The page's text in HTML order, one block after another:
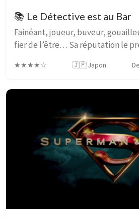
📚 Le Détective est au Bar
Fainéant, joueur, buveur,
fier de l’être… Sa réputation le
le « détective de Susukino ».
★★★★☆ 🇯🇵 Japon